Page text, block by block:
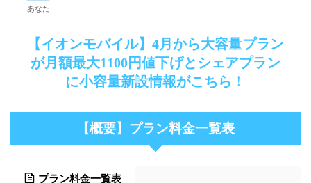
あなた
【イオンモバイル】4月から大容量プラン
が月額最大1100円値下げとシェアプラン
に小容量新設情報がこちら！
【概要】プラン料金一覧表
プラン料金一覧表